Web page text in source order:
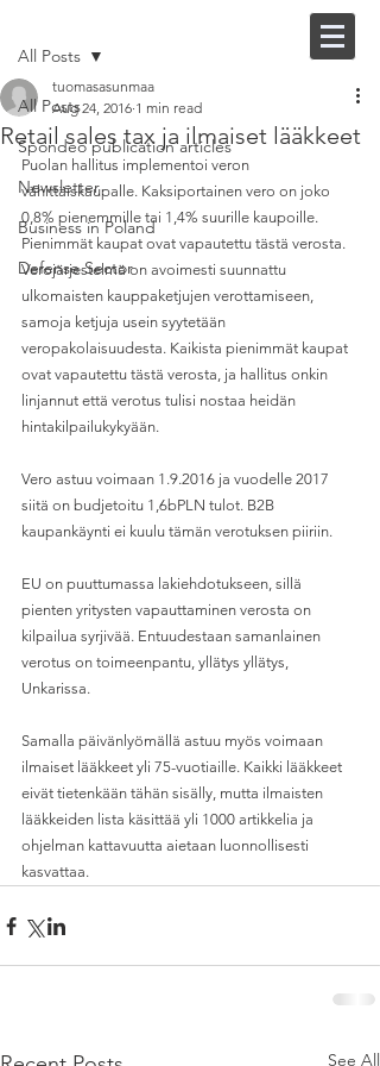
All Posts
Spondeo publication articles
Newsletter
Business in Poland
Defense Sector
All Posts
Retail sales tax ja ilmaiset lääkkeet
tuomasasunmaa
Aug 24, 2016 1 min read
Puolan hallitus implementoi veron
vähittäiskaupalle. Kaksiportainen vero on joko
0,8% pienemmille tai 1,4% suurille kaupoille.
Pienimmät kaupat ovat vapautettu tästä verosta.
Verojärjestelmä on avoimesti suunnattu
ulkomaisten kauppaketjujen verottamiseen,
samoja ketjuja usein syytetään
veropakolaisuudesta. Kaikista pienimmät kaupat
ovat vapautettu tästä verosta, ja hallitus onkin
linjannut että verotus tulisi nostaa heidän
hintakilpailukykyään.
Vero astuu voimaan 1.9.2016 ja vuodelle 2017
siitä on budjetoitu 1,6bPLN tulot. B2B
kaupankäynti ei kuulu tämän verotuksen piiriin.
EU on puuttumassa lakiehdotukseen, sillä
pienten yritysten vapauttaminen verosta on
kilpailua syrjivää. Entuudestaan samanlainen
verotus on toimeenpantu, yllätys yllätys,
Unkarissa.
Samalla päivänlyömällä astuu myös voimaan
ilmaiset lääkkeet yli 75-vuotiaille. Kaikki lääkkeet
eivät tietenkään tähän sisälly, mutta ilmaisten
lääkkeiden lista käsittää yli 1000 artikkelia ja
ohjelman kattavuutta aietaan luonnollisesti
kasvattaa.
See All